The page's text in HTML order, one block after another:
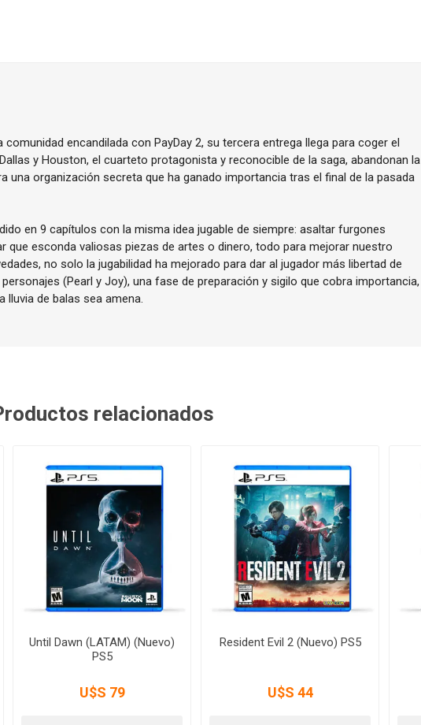
encandilada con PayDay 2, su tercera entrega llega para coger el
y Houston, el cuarteto protagonista y reconocible de la saga, abandonan la
una organización secreta que ha ganado importancia tras el final de la pasada
en 9 capítulos con la misma idea jugable de siempre: asaltar furgones
que esconda valiosas piezas de artes o dinero, todo para mejorar nuestro
no solo la jugabilidad ha mejorado para dar al jugador más libertad de
(Pearl y Joy), una fase de preparación y sigilo que cobra importancia,
lluvia de balas sea amena.
relacionados
Until Dawn (LATAM) (Nuevo)
PS5
U$S 79
Resident Evil 2 (Nuevo) PS5
U$S 44